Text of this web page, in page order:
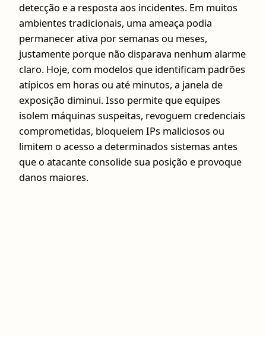
detecção e a resposta aos incidentes. Em muitos
ambientes tradicionais, uma ameaça podia
permanecer ativa por semanas ou meses,
justamente porque não disparava nenhum alarme
claro. Hoje, com modelos que identificam padrões
atípicos em horas ou até minutos, a janela de
exposição diminui. Isso permite que equipes
isolem máquinas suspeitas, revoguem credenciais
comprometidas, bloqueiem IPs maliciosos ou
limitem o acesso a determinados sistemas antes
que o atacante consolide sua posição e provoque
danos maiores.